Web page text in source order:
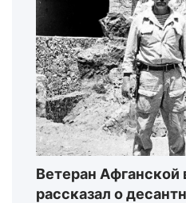
Ветеран Афганской
рассказал о